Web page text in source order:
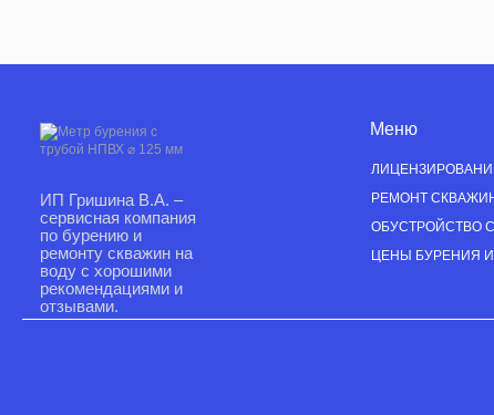
ИП Гришина В.А. –
сервисная компания
по бурению и
ремонту скважин на
воду с хорошими
рекомендациями и
отзывами.
Меню
РЕМОНТ
ОБУСТРОЙСТВО
ЦЕНЫ БУРЕНИЯ